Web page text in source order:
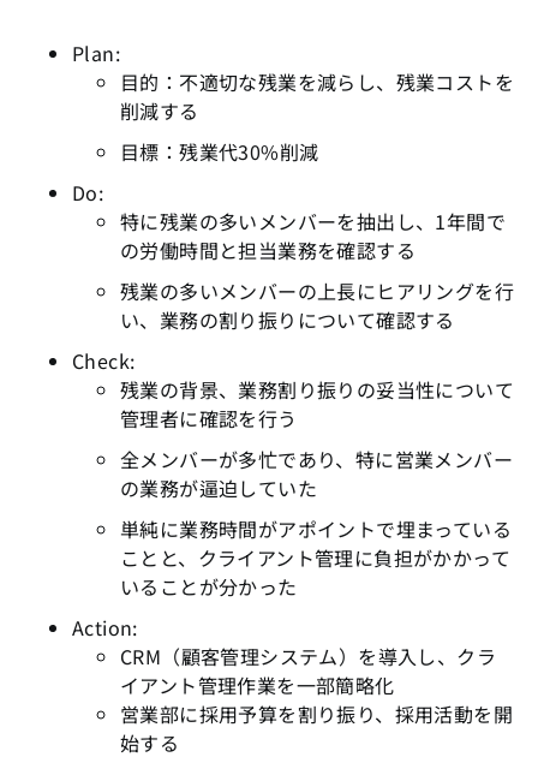
Plan:
目的：不適切な残業を減らし、残業コストを
削減する
目標：残業代30%削減
Do:
特に残業の多いメンバーを抽出し、1年間で
の労働時間と担当業務を確認する
残業の多いメンバーの上長にヒアリングを行
い、業務の割り振りについて確認する
Check:
残業の背景、業務割り振りの妥当性について
管理者に確認を行う
全メンバーが多忙であり、特に営業メンバー
の業務が逼迫していた
単純に業務時間がアポイントで埋まっている
ことと、クライアント管理に負担がかかって
いることが分かった
Action:
CRM（顧客管理システム）を導入し、クラ
イアント管理作業を一部簡略化
営業部に採用予算を割り振り、採用活動を開
始する